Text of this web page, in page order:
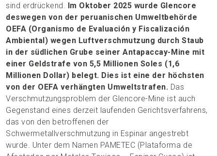
sind erdrückend. Im Oktober 2025 wurde Glencore
deswegen von der peruanischen Umweltbehörde
OEFA (Organismo de Evaluación y Fiscalización
Ambiental) wegen Luftverschmutzung durch Staub
in der südlichen Grube seiner Antapaccay-Mine mit
einer Geldstrafe von 5,5 Millionen Soles (1,6
Millionen Dollar) belegt. Dies ist eine der höchsten
von der OEFA verhängten Umweltstrafen. Das
Verschmutzungsproblem der Glencore-Mine ist auch
Gegenstand eines derzeit laufenden Gerichtsverfahrens,
das von den betroffenen der
Schwermetallverschmutzung in Espinar angestrebt
wurde. Unter dem Namen PAMETEC (Plataforma de